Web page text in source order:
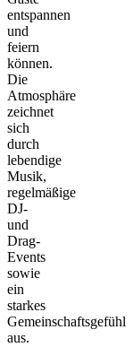
entspannen
und
feiern
können.
Die
Atmosphäre
zeichnet
sich
durch
lebendige
Musik,
regelmäßige
DJ-
und
Drag-
Events
sowie
ein
starkes
Gemeinschaftsgefühl
aus.